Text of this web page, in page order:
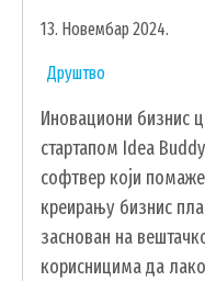
ОПШТИНСКО
ОПШТИНСКО
МЕСНЕ
ЈАВНА
КОМУНАЛНА
ЧАЈЕТИНА
ИНТЕРНА
13. Новембар 2024.
Друштво
Иновациони бизнис
стартапом Idea
софтвер који
креирању бизнис
заснован на
корисницима да